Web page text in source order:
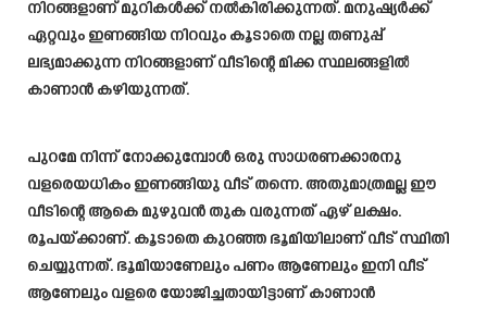
നിറങ്ങളാണ് മുറികൾക്ക് നൽകിരിക്കുന്നത്. മനുഷ്യർക്ക്
ഏറ്റവും ഇണങ്ങിയ നിറവും കൂടാതെ നല്ല തണുപ്പ്
ലഭ്യമാക്കുന്ന നിറങ്ങളാണ് വീടിന്റെ മിക്ക സ്ഥലങ്ങളിൽ
കാണാൻ കഴിയുന്നത്.
പുറമേ നിന്ന് നോക്കുമ്പോൾ ഒരു സാധരണക്കാരനു
വളരെയധികം ഇണങ്ങിയു വീട് തന്നെ. അതുമാത്രമല്ല ഈ
വീടിന്റെ ആകെ മുഴുവൻ തുക വരുന്നത് ഏഴ് ലക്ഷം.
രൂപയ്ക്കാണ്. കൂടാതെ കുറഞ്ഞ ഭൂമിയിലാണ് വീട് സ്ഥിതി
ചെയ്യുന്നത്. ഭൂമിയാണേലും പണം ആണേലും ഇനി വീട്
ആണേലും വളരെ യോജിച്ചതായിട്ടാണ് കാണാൻ